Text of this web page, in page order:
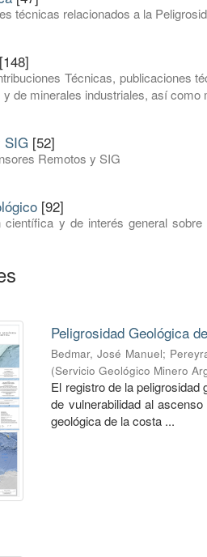
técnicas relacionados a la
[148]
Técnicas, publicaciones
de minerales industriales, así
SIG [52]
Remotos y SIG
[92]
científica y de interés general
Peligrosidad Geológica
Bedmar, José Manuel;
(Servicio Geológico Minero
El registro de la peligrosidad
de vulnerabilidad al
geológica de la costa ...